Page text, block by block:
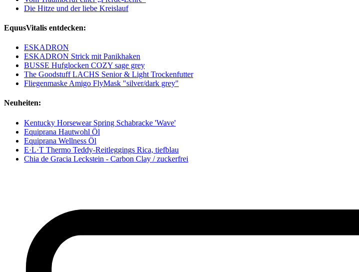
Die Hitze und der liebe Kreislauf
EquusVitalis entdecken:
ESKADRON
ESKADRON Strick mit Panikhaken
BUSSE Hufglocken COZY sage grey
The Goodstuff LACHS Senior & Light Trockenfutter
Fliegenmaske Amigo FlyMask "silver/dark grey"
Neuheiten:
Kentucky Horsewear Spring Schabracke 'Wave'
Equiprana Hautwohl Öl
Equiprana Wellness Öl
E·L·T Thermo Teddy-Reitleggings Rica, tiefblau
Chia de Gracia Leckstein - Carbon Clay / zuckerfrei